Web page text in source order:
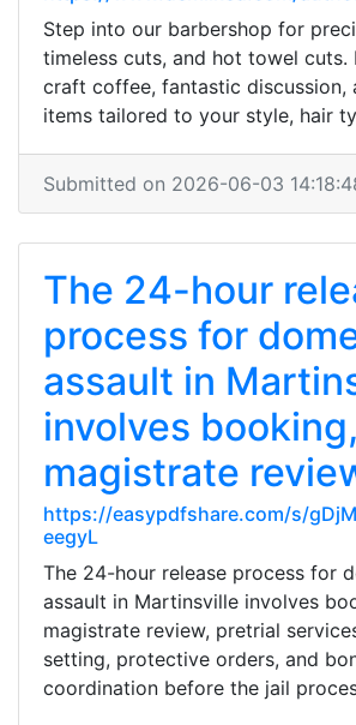
Step into our barbershop for
timeless cuts, and hot towel cuts.
craft coffee, fantastic discussion,
items tailored to your style, hair
Submitted on 2026-06-03
The 24-hour
process for
assault in
involves booking,
magistrate
https://easypdfshare.com/s/
eegyL
The 24-hour release process for
assault in Martinsville involves
magistrate review, pretrial
setting, protective orders, and
coordination before the jail